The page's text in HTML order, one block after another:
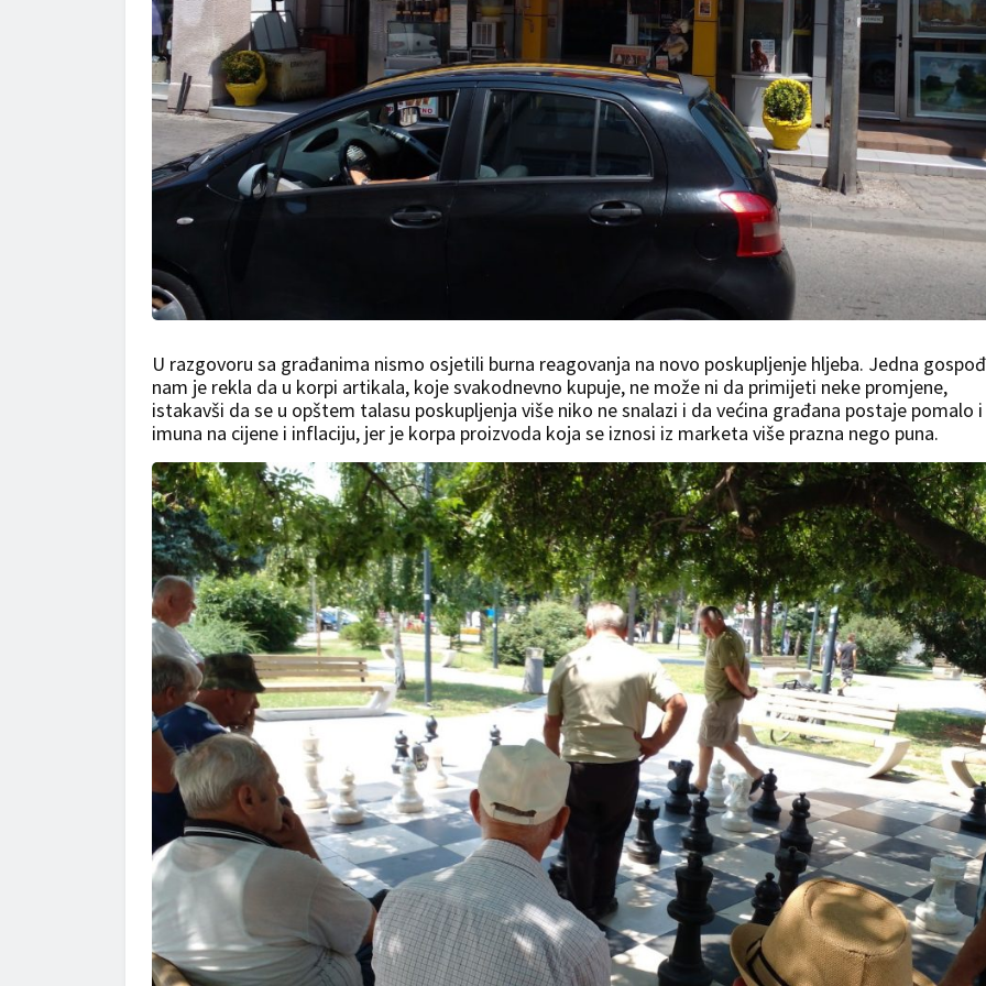
U razgovoru sa građanima nismo osjetili burna reagovanja na novo poskupljenje hljeba. Jedna
nam je rekla da u korpi artikala, koje svakodnevno kupuje, ne može ni da primijeti neke promjene,
istakavši da se u opštem talasu poskupljenja više niko ne snalazi i da većina građana postaje pomalo i
imuna na cijene i inflaciju, jer je korpa proizvoda koja se iznosi iz marketa više prazna nego puna.